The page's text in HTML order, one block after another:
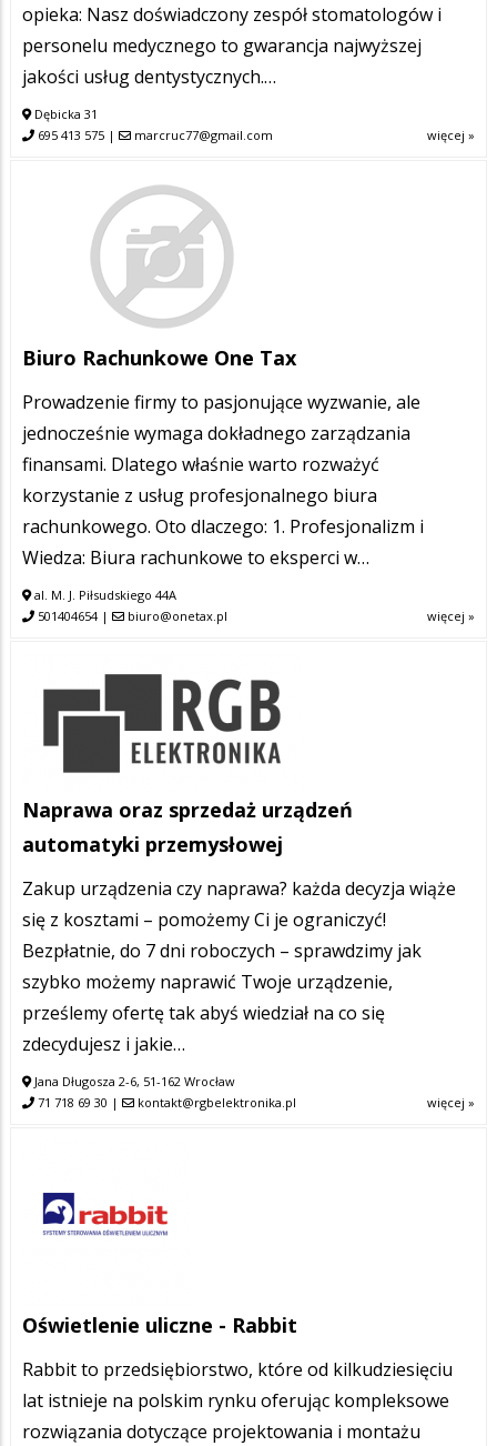
opieka: Nasz doświadczony zespół stomatologów i
personelu medycznego to gwarancja najwyższej
jakości usług dentystycznych.…
Dębicka 31
695 413 575 | marcruc77@gmail.com więcej »
Biuro Rachunkowe One Tax
Prowadzenie firmy to pasjonujące wyzwanie, ale
jednocześnie wymaga dokładnego zarządzania
finansami. Dlatego właśnie warto rozważyć
korzystanie z usług profesjonalnego biura
rachunkowego. Oto dlaczego: 1. Profesjonalizm i
Wiedza: Biura rachunkowe to eksperci w…
al. M. J. Piłsudskiego 44A
501404654| biuro@onetax.pl więcej »
Naprawa oraz sprzedaż urządzeń
automatyki przemysłowej
Zakup urządzenia czy naprawa? każda decyzja wiąże
się z kosztami – pomożemy Ci je ograniczyć!
Bezpłatnie, do 7 dni roboczych – sprawdzimy jak
szybko możemy naprawić Twoje urządzenie,
prześlemy ofertę tak abyś wiedział na co się
zdecydujesz i jakie…
Jana Długosza 2-6, 51-162 Wrocław
71 718 69 30 | kontakt@rgbelektronika.pl więcej »
Oświetlenie uliczne - Rabbit
Rabbit to przedsiębiorstwo, które od kilkudziesięciu
lat istnieje na polskim rynku oferując kompleksowe
rozwiązania dotyczące projektowania i montażu